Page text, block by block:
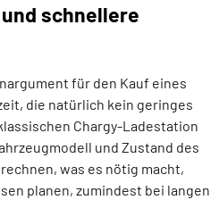
schnellere
für den Kauf eines
die natürlich kein geringes
Chargy-Ladestation
und Zustand des
was es nötig macht,
planen, zumindest bei langen